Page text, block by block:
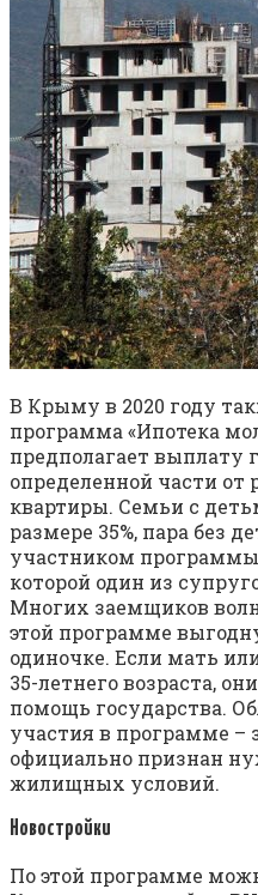
В Крыму в 2020 году
программа «Ипотека
предполагает выплату
определенной части
квартиры. Семьи с
размере 35%, пара без
участником
которой один из
Многих заемщиков
этой программе
одиночке. Если мать
35-летнего возраста,
помощь государства.
участия в программе
официально признан
жилищных условий.
Новостройки
По этой программе